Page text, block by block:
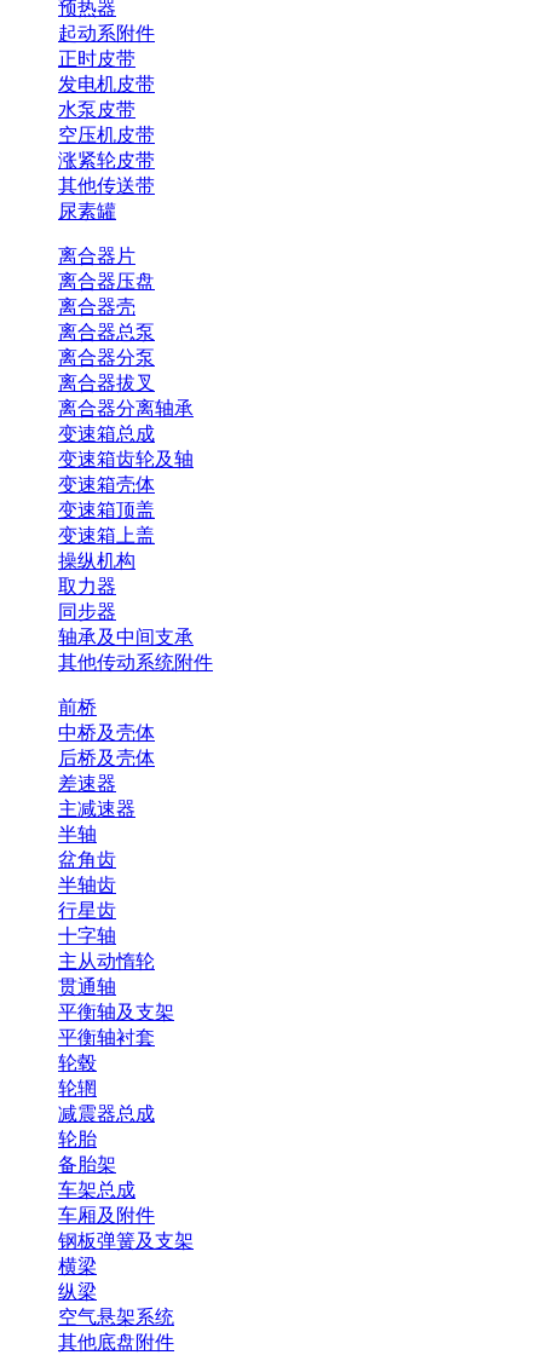
预热器
起动系附件
正时皮带
发电机皮带
水泵皮带
空压机皮带
涨紧轮皮带
其他传送带
尿素罐
离合器片
离合器压盘
离合器壳
离合器总泵
离合器分泵
离合器拔叉
离合器分离轴承
变速箱总成
变速箱齿轮及轴
变速箱壳体
变速箱顶盖
变速箱上盖
操纵机构
取力器
同步器
轴承及中间支承
其他传动系统附件
前桥
中桥及壳体
后桥及壳体
差速器
主减速器
半轴
盆角齿
半轴齿
行星齿
十字轴
主从动惰轮
贯通轴
平衡轴及支架
平衡轴衬套
轮毂
轮辋
减震器总成
轮胎
备胎架
车架总成
车厢及附件
钢板弹簧及支架
横梁
纵梁
空气悬架系统
其他底盘附件